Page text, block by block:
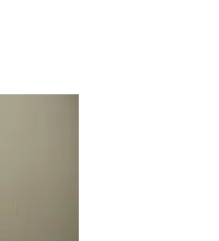
イベント参加